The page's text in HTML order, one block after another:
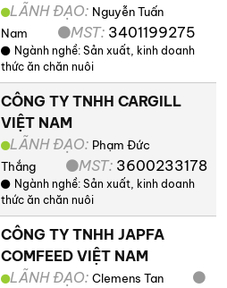
LÃNH ĐẠO: Nguyễn Tuấn
Nam
MST: 3401199275
Ngành nghề: Sản xuất, kinh doanh
thức ăn chăn nuôi
CÔNG TY TNHH CARGILL
VIỆT NAM
LÃNH ĐẠO: Phạm Đức
Thắng
MST: 3600233178
Ngành nghề: Sản xuất, kinh doanh
thức ăn chăn nuôi
CÔNG TY TNHH JAPFA
COMFEED VIỆT NAM
LÃNH ĐẠO: Clemens Tan